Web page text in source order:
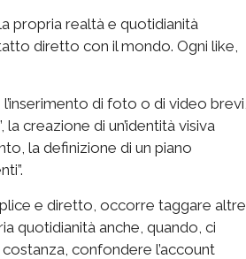
propria realtà e quotidianità
diretto con il mondo. Ogni like,
di foto o di video brevi,
creazione di un’identità visiva
la definizione di un piano
e diretto, occorre taggare altre
quotidianità anche, quando, ci
confondere l’account